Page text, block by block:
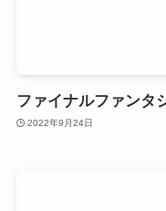
ファイナルファンタ
2022年9月24日